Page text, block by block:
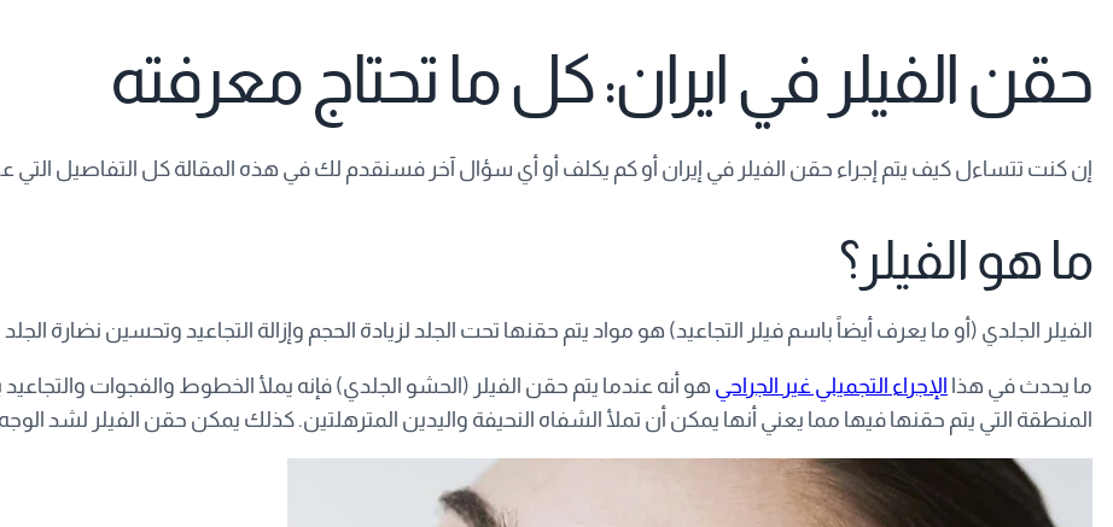
حقن الفيلر في ايران: كل ما تحتاج معرفته
إن كنت تتساءل كيف يتم إجراء حقن الفيلر في إيران أو كم يكلف أو أي سؤال آخر فسنقدم لك في هذه المقالة كل التفاصيل التي
ما هو الفيلر؟
الفيلر الجلدي (أو ما يعرف أيضاً باسم فيلر التجاعيد) هو مواد يتم حقنها تحت الجلد لزيادة الحجم وإزالة التجاعيد وتحسين نضارة الجلد
ما يحدث في هذا الإجراء التجميلي غير الجراحي هو أنه عندما يتم حقن الفيلر (الحشو الجلدي) فإنه يملأ الخطوط والفجوات
المنطقة التي يتم حقنها فيها مما يعني أنها يمكن أن تملأ الشفاه النحيفة واليدين المترهلتين. كذلك يمكن حقن الفيلر لشد